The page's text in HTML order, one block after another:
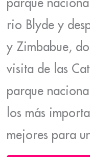
rio Blyde y
y Zimbabue,
visita de las
parque
los más
mejores para